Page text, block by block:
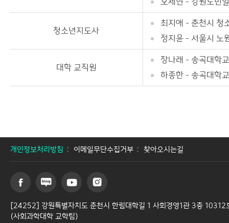
청소년지도사
최지애 - 춘천시 청
정지윤 - 서울시 노
대학 교직원
장나래 - 송곡대학교
하종한 - 송곡대학교
개인정보처리방침 이메일무단수집거부 찾아오시는길
[24252] 강원특별자치도 춘천시 한림대학길 1 사회경영1관 3층 10312
(사회과학대학 교학팀)